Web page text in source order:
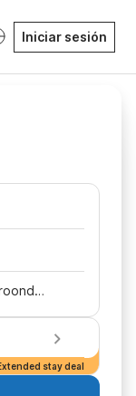
Iniciar sesión
1 Cama King | Fumadores, Microondas
stay deal